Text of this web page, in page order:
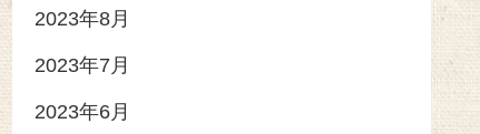
2023年8月
2023年7月
2023年6月